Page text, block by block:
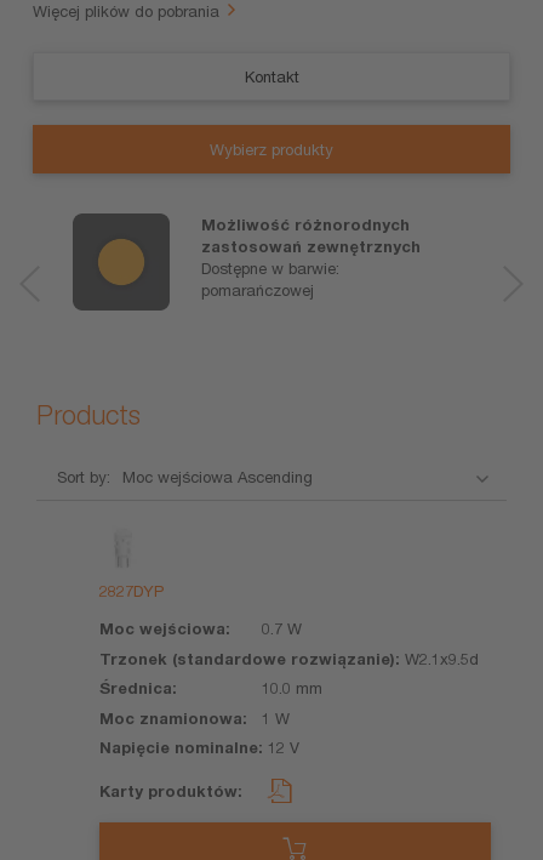
Więcej plików do pobrania
Kontakt
Wybierz produkty
Możliwość różnorodnych
zastosowań zewnętrznych
Dostępne w barwie:
pomarańczowej
Products
Sort by:
2827DYP
0.7 W
W2.1x9.5d
10.0 mm
1 W
12 V